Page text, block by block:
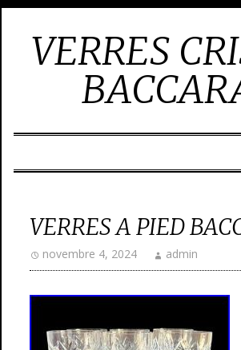
VERRES
VERRES A PIED
novembre 4, 2024 admin